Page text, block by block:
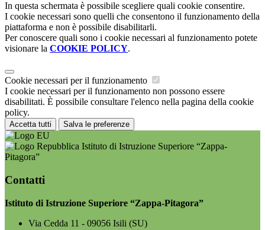
In questa schermata è possibile scegliere quali cookie consentire.
I cookie necessari sono quelli che consentono il funzionamento della
piattaforma e non è possibile disabilitarli.
Per conoscere quali sono i cookie necessari al funzionamento potete
visionare la COOKIE POLICY.
Cookie necessari per il funzionamento
I cookie necessari per il funzionamento non possono essere
disabilitati. È possibile consultare l'elenco nella pagina della cookie
policy.
Accetta tutti Salva le preferenze
Istituto di Istruzione Superiore “Zappa-
Pitagora”
Contatti
Istituto di Istruzione Superiore “Zappa-Pitagora”
Via Cedda 11 - 09056 Isili (SU)